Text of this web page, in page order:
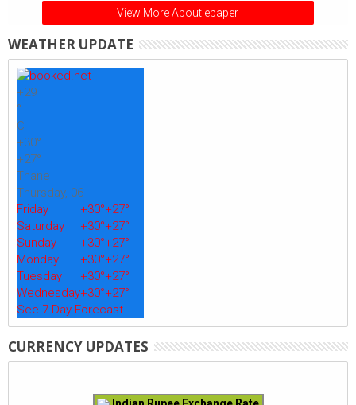
View More About epaper
WEATHER UPDATE
+29
°
C
+30°
+27°
Thane
Thursday, 06
Friday
+30°+27°
Saturday
+30°+27°
Sunday
+30°+27°
Monday
+30°+27°
Tuesday
+30°+27°
Wednesday+30°+27°
See 7-Day Forecast
CURRENCY UPDATES